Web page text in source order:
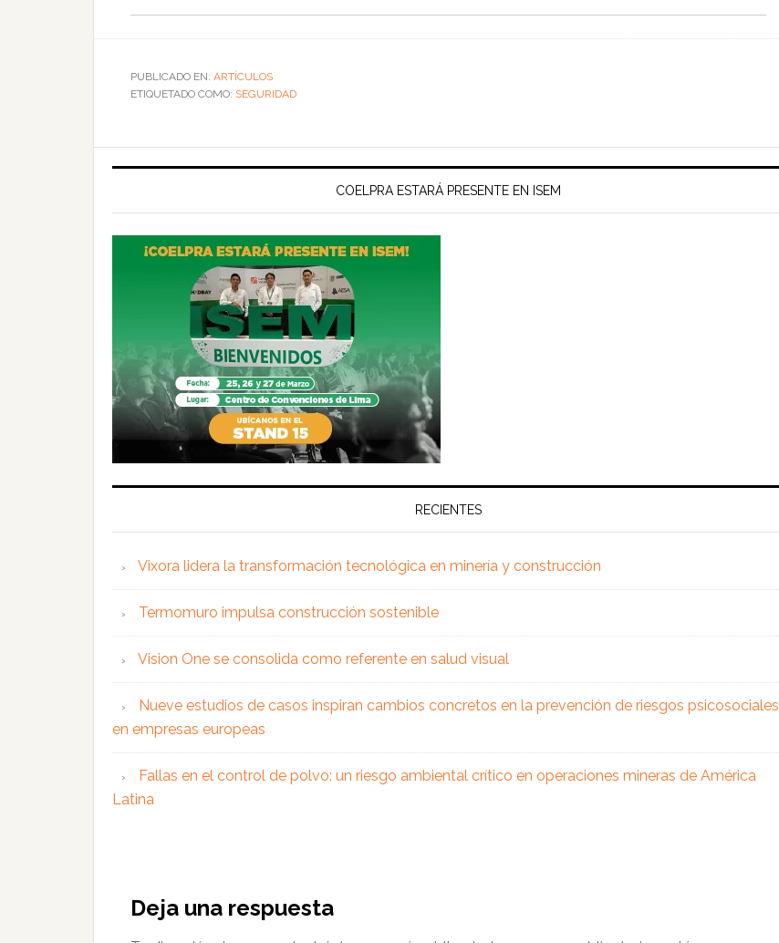
PUBLICADO EN: ARTÍCULOS
ETIQUETADO COMO: SEGURIDAD
COELPRA ESTARÁ PRESENTE EN ISEM
RECIENTES
Vixora lidera la transformación tecnológica en minería y construcción
Termomuro impulsa construcción sostenible
Vision One se consolida como referente en salud visual
Nueve estudios de casos inspiran cambios concretos en la prevención de riesgos psicosociales
en empresas europeas
Fallas en el control de polvo: un riesgo ambiental crítico en operaciones mineras de América
Latina
conDeja una respuesta